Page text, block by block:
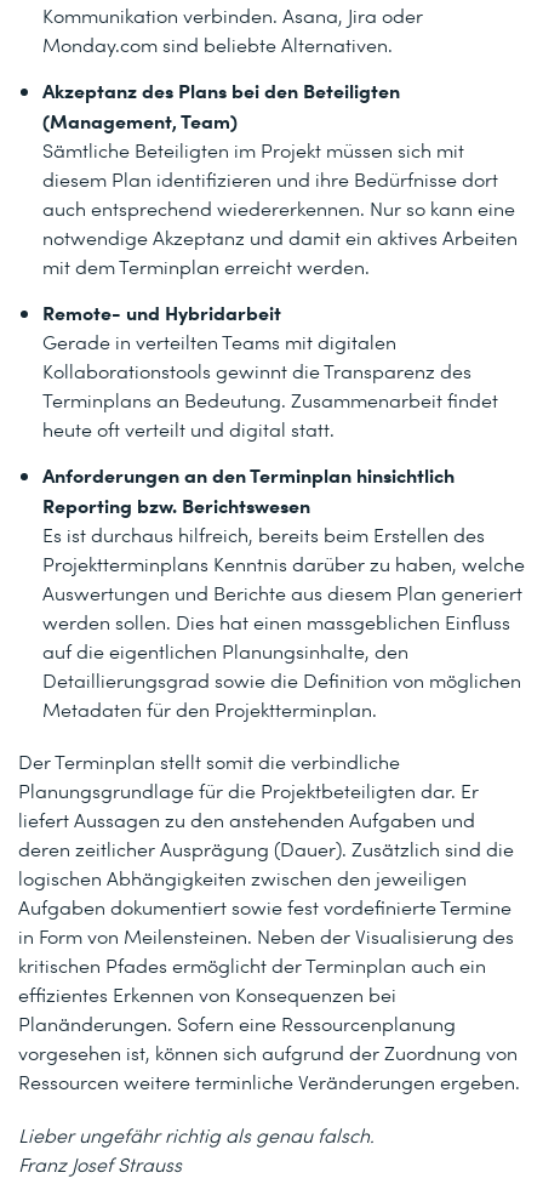
Kommunikation verbinden. Asana, Jira oder
Monday.com sind beliebte Alternativen.
Akzeptanz des Plans bei den Beteiligten
(Management, Team)
Sämtliche Beteiligten im Projekt müssen sich mit
diesem Plan identifizieren und ihre Bedürfnisse dort
auch entsprechend wiedererkennen. Nur so kann eine
notwendige Akzeptanz und damit ein aktives Arbeiten
mit dem Terminplan erreicht werden.
Remote- und Hybridarbeit
Gerade in verteilten Teams mit digitalen
Kollaborationstools gewinnt die Transparenz des
Terminplans an Bedeutung. Zusammenarbeit findet
heute oft verteilt und digital statt.
Anforderungen an den Terminplan hinsichtlich
Reporting bzw. Berichtswesen
Es ist durchaus hilfreich, bereits beim Erstellen des
Projektterminplans Kenntnis darüber zu haben, welche
Auswertungen und Berichte aus diesem Plan generiert
werden sollen. Dies hat einen massgeblichen Einfluss
auf die eigentlichen Planungsinhalte, den
Detaillierungsgrad sowie die Definition von möglichen
Metadaten für den Projektterminplan.
Der Terminplan stellt somit die verbindliche
Planungsgrundlage für die Projektbeteiligten dar. Er
liefert Aussagen zu den anstehenden Aufgaben und
deren zeitlicher Ausprägung (Dauer). Zusätzlich sind die
logischen Abhängigkeiten zwischen den jeweiligen
Aufgaben dokumentiert sowie fest vordefinierte Termine
in Form von Meilensteinen. Neben der Visualisierung des
kritischen Pfades ermöglicht der Terminplan auch ein
effizientes Erkennen von Konsequenzen bei
Planänderungen. Sofern eine Ressourcenplanung
vorgesehen ist, können sich aufgrund der Zuordnung von
Ressourcen weitere terminliche Veränderungen ergeben.
Lieber ungefähr richtig als genau falsch.
Franz Josef Strauss